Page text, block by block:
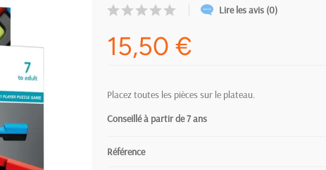
Lire les avis (0)
15,50 €
Placez toutes les pièces sur le plateau.
Conseillé à partir de 7ans
Référence